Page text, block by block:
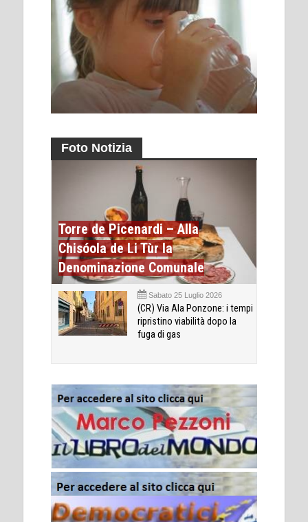
Foto Notizia
Torre de Picenardi – Alla
Chisóola de Li Tùr la
Denominazione Comunale
Sabato 25 Luglio 2026
(CR) Via Ala Ponzone: i tempi
ripristino viabilità dopo la
fuga di gas